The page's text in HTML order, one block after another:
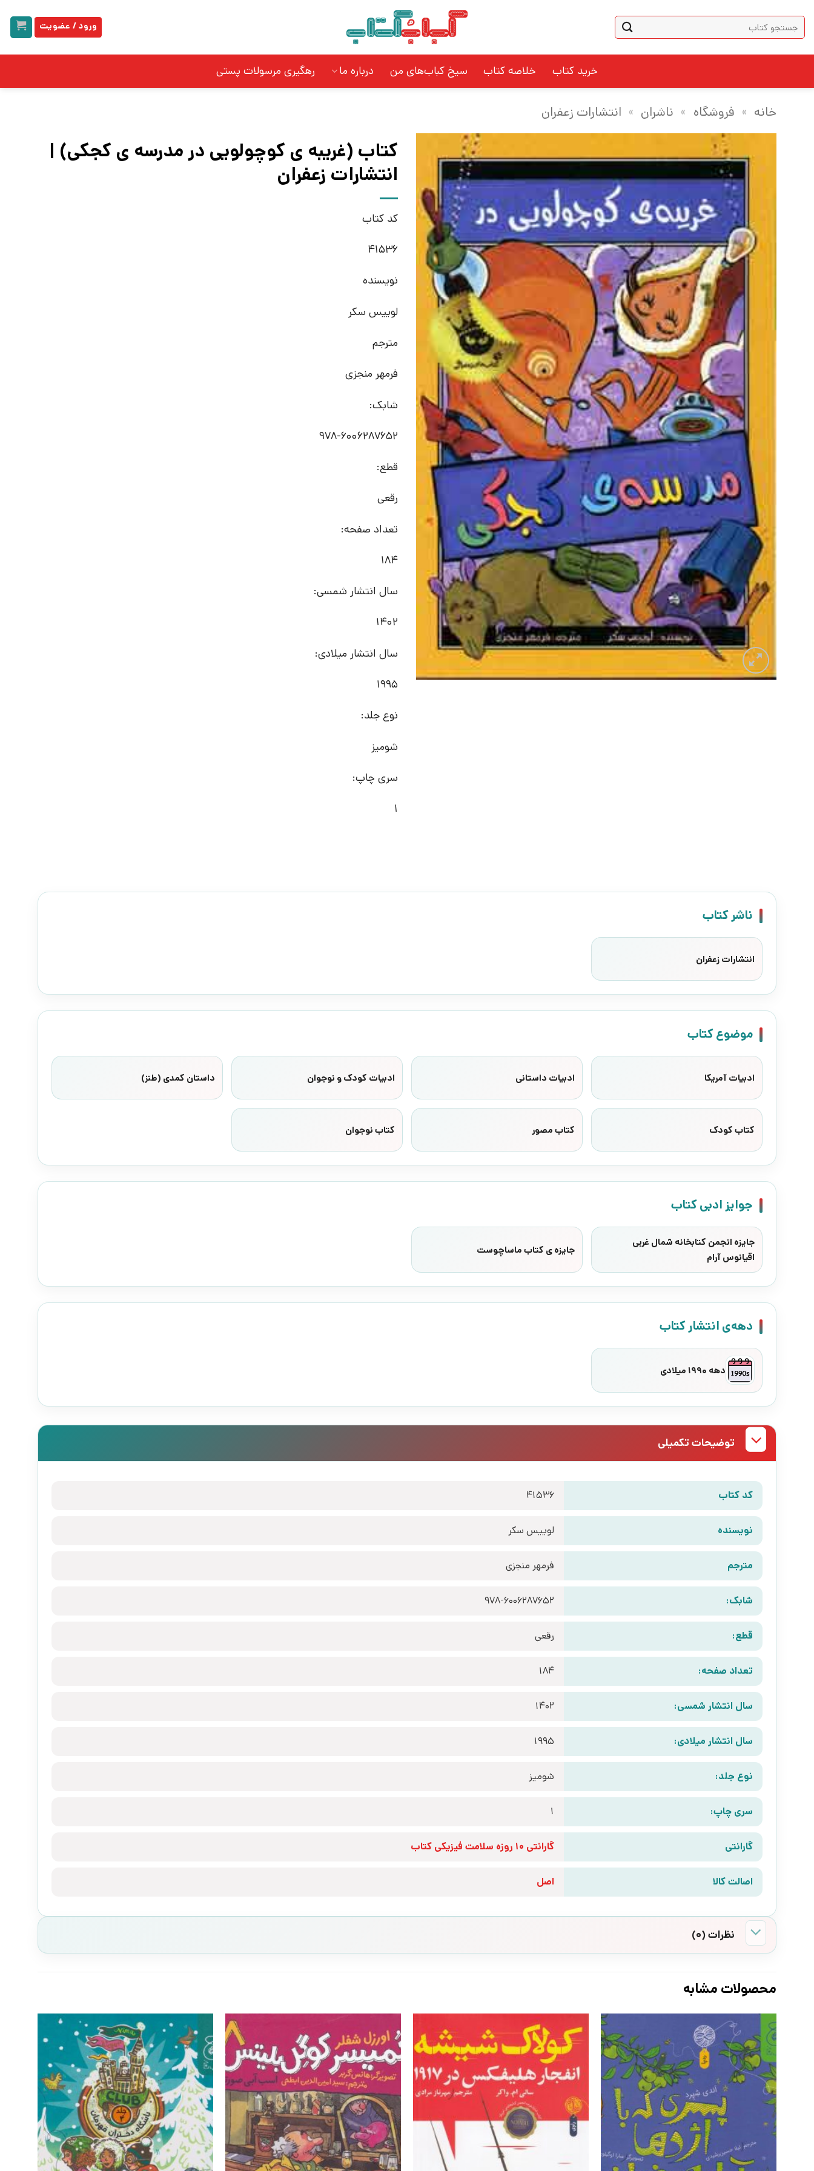
content
جستجو
برای:
ورود / عضویت
خرید کتاب خلاصه کتاب سیخ کباب‌های من درباره ما رهگیری مرسولات پستی
خانه » فروشگاه » ناشران » انتشارات زعفران
کتاب (غریبه ی کوچولویی در مدرسه ی کجکی) |
انتشارات زعفران
کد کتاب
41536
نویسنده
لوییس سکر
مترجم
فرمهر منجزی
شابک:
978-6006287652
قطع:
رقعی
تعداد صفحه:
184
سال انتشار شمسی:
1402
سال انتشار میلادی:
1995
نوع جلد:
شومیز
سری چاپ:
1
ناشر کتاب
انتشارات زعفران
موضوع کتاب
ادبیات آمریکا ادبیات داستانی ادبیات کودک و نوجوان داستان کمدی (طنز)
کتاب کودک کتاب مصور کتاب نوجوان
جوایز ادبی کتاب
جایزه انجمن کتابخانه شمال غربی
اقیانوس آرام
جایزه ی کتاب ماساچوست
دهه‌ی انتشار کتاب
دهه 1990 میلادی
توضیحات تکمیلی
کد کتاب 41536
نویسنده لوییس سکر
مترجم فرمهر منجزی
شابک: 978-6006287652
قطع: رقعی
تعداد صفحه: 184
سال انتشار شمسی: 1402
سال انتشار میلادی: 1995
نوع جلد: شومیز
سری چاپ: 1
گارانتی گارانتی 10 روزه سلامت فیزیکی کتاب
اصالت کالا اصل
نظرات (0)
محصولات مشابه